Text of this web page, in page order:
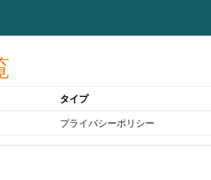
タイプ
プライバシーポリシー